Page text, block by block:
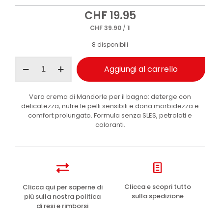
CHF19.95
CHF39.90/ 1l
8 disponibili
bagno
500ml
quantità
Aggiungi al carrello
Vera crema di Mandorle per il bagno: deterge con
delicatezza, nutre le pelli sensibili e dona morbidezza e
comfort prolungato. Formula senza SLES, petrolati e
coloranti.
Clicca qui per saperne di
più sulla nostra politica
di resi e rimborsi
Clicca e scopri tutto
sulla spedizione